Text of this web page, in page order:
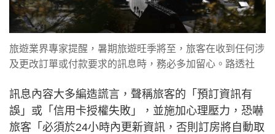
旅遊業界專家提醒，暑期旅遊旺季將至，旅客在收到任何涉
及更改訂單或付款要求的訊息時，務必多加留心。路透社
訊息內容大多編造謊言，聲稱旅客的「預訂資訊有
誤」或「信用卡授權失敗」，並施加心理壓力，恐嚇
旅客「必須於24小時內更新資訊，否則訂房將自動取